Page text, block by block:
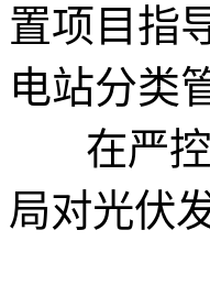
置项目指
电站分类
在严控
局对光伏